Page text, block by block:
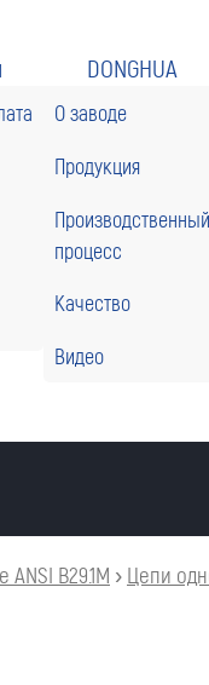
DONGHUA
О заводе
Продукция
Производственный
процесс
Качество
Видео
B29.1M › Цепи